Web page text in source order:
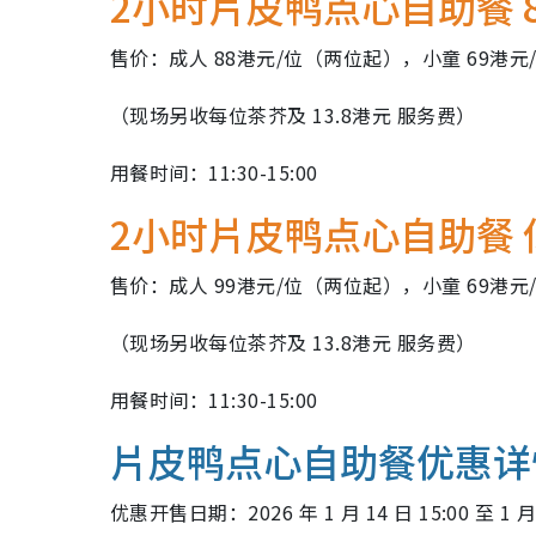
售价：成人 88港元/位（两位起），小童 69港
（现场另收每位茶芥及 13.8港元 服务费）
用餐时间：11:30-15:00
2小时片皮鸭点心自助餐
售价：成人 99港元/位（两位起），小童 69港
（现场另收每位茶芥及 13.8港元 服务费）
用餐时间：11:30-15:00
片皮鸭点心自助餐优惠
优惠开售日期：2026 年 1 月 14 日 15:00 至 1